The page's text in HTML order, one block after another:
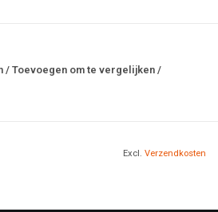
/ Toevoegen om te vergelijken /
Excl. Verzendkosten